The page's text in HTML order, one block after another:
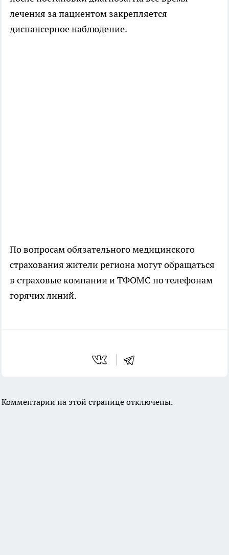
лечения за пациентом закрепляется
диспансерное наблюдение.
По вопросам обязательного медицинского
страхования жители региона могут обращаться
в страховые компании и ТФОМС по телефонам
горячих линий.
Комментарии на этой странице отключены.